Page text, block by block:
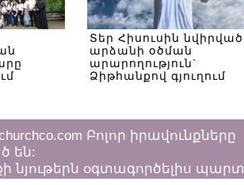
Տեր Հիսուսին նվիրված
արձանի օծման
արարողություն`
Ձիթհանքով գյուղում
Բոլոր իրավունքները
են:
նյութերն օգտագործելիս